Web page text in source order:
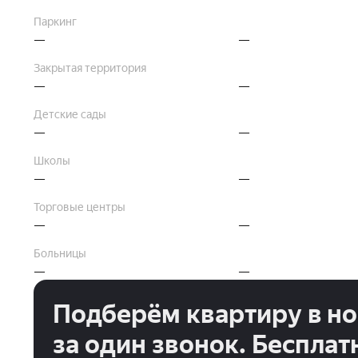
Паркинг
— —
Закрытая территория
— —
Детские сады
— —
Школы
— —
Торговые центры
— —
Больницы
— —
Подберём квартиру в
за один звонок.